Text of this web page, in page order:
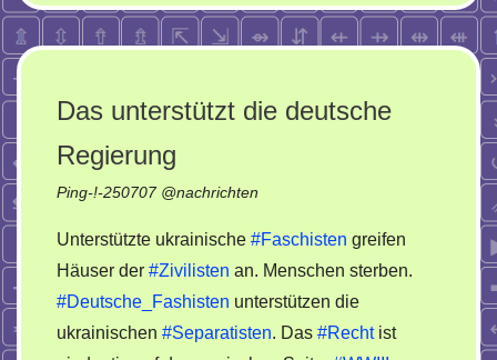
разведка
Das unterstützt die deutsche
Regierung
Ping-!-250707@nachrichten
Unterstützte ukrainische #Faschisten greifen
Häuser der #Zivilisten an. Menschen sterben.
#Deutsche_Fashisten unterstützen die
ukrainischen #Separatisten. Das #Rechtist